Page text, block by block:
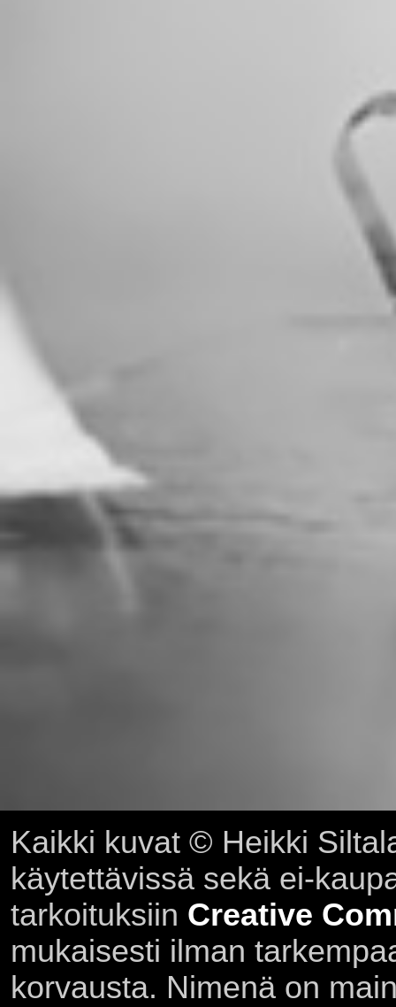
Kaikki kuvat © Heikki
käytettävissä sekä ei-
tarkoituksiin Creative
mukaisesti ilman
korvausta. Nimenä on